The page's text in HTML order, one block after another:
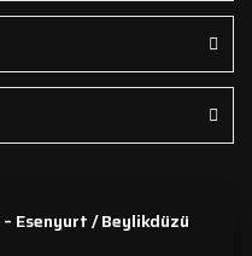
Esenyurt / Beylikdüzü